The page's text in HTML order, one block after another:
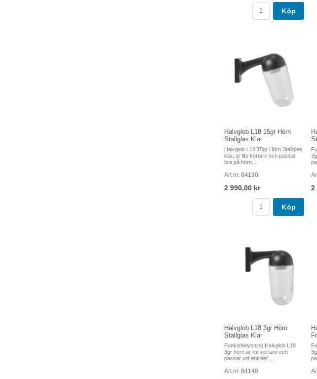
Köp
Halvglob L18 15gr Hörn
Stallglas Klar
Halvglob L18 15gr Hörn Stallglas
klar, är lite kortare och passar
bra på hörn...
Art nr. 84190
2 990,00 kr
Köp
2
Halvglob L18 3gr Hörn
Stallglas Klar
Funkisbelysning Halvglob L18
3gr hörn är lite kortare och
passar vid entréer ...
Art nr. 84140